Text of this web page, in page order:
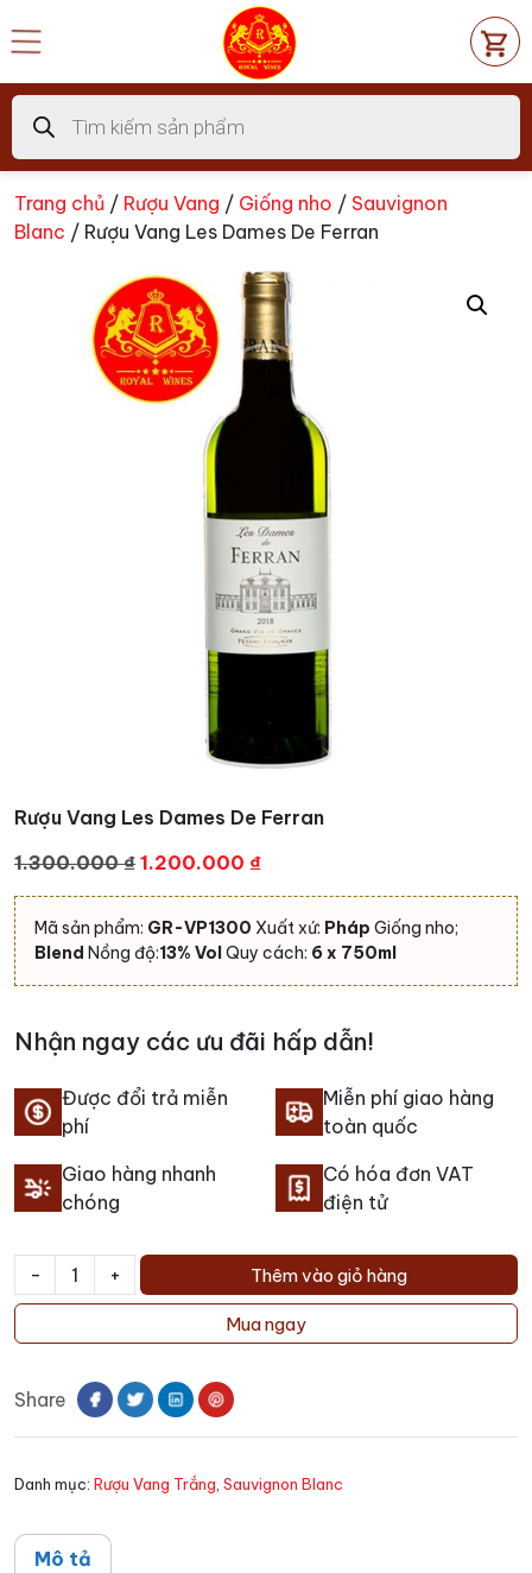
đến
dung
Tìm
kiếm
sản
phẩm
Trang chủ / Rượu Vang / Giống nho / Sauvignon
Blanc / Rượu Vang Les Dames De Ferran
Rượu Vang Les Dames De Ferran
1.300.000₫ Giá
gốc
là:
1.300.000 ₫.
1.200.000 ₫Giá
hiện
tại
là:
Mã sản phẩm: GR-VP1300 Xuất xứ: Pháp Giống nho;
Blend Nồng độ:13% VolQuy cách: 6 x 750ml
Nhận ngay các ưu đãi hấp dẫn!
Được đổi trả miễn
phí
Miễn phí giao hàng
toàn quốc
Giao hàng nhanh
chóng
Có hóa đơn VAT
điện tử
-
Rượu
Les
De
lượng
+ Thêm vào giỏ hàng
Mua ngay
Share
Danh mục: Rượu Vang Trắng, Sauvignon Blanc
Mô tả